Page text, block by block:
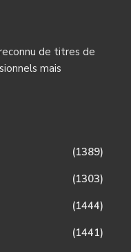
de titres de
mais
(1389)
(1303)
(1444)
(1441)